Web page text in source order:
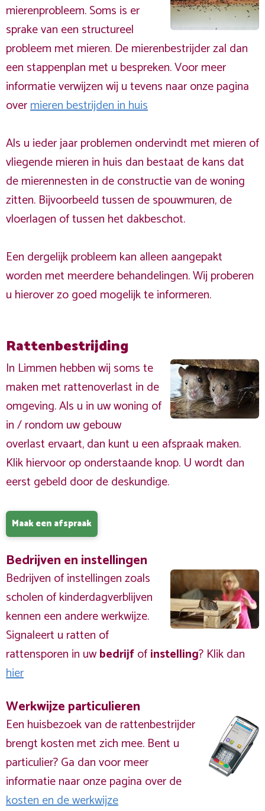
mierenprobleem. Soms is er
sprake van een structureel
probleem met mieren. De mierenbestrijder zal dan
een stappenplan met u bespreken. Voor meer
informatie verwijzen wij u tevens naar onze pagina
overmieren bestrijden in huis
Als u ieder jaar problemen ondervindt met mieren of
vliegende mieren in huis dan bestaat de kans dat
de mierennesten in de constructie van de woning
zitten. Bijvoorbeeld tussen de spouwmuren, de
vloerlagen of tussen het dakbeschot.
Een dergelijk probleem kan alleen aangepakt
worden met meerdere behandelingen. Wij proberen
u hierover zo goed mogelijk te informeren.
Rattenbestrijding
In Limmen hebben wij soms te
maken met rattenoverlast in de
omgeving. Als u in uw woning of
in / rondom uw gebouw
overlast ervaart, dan kunt u een afspraak maken.
Klik hiervoor op onderstaande knop. U wordt dan
eerst gebeld door de deskundige.
Maak een afspraak
Bedrijven en instellingen
Bedrijven of instellingen zoals
scholen of kinderdagverblijven
kennen een andere werkwijze.
Signaleert u ratten of
rattensporen in uwbedrijfofinstelling? Klik dan
hier
Werkwijze particulieren
Een huisbezoek van de rattenbestrijder
brengt kosten met zich mee. Bent u
particulier? Ga dan voor meer
informatie naar onze pagina over de
kosten en de werkwijze